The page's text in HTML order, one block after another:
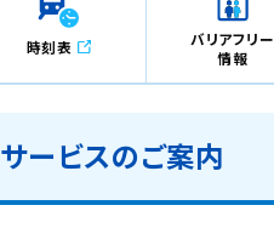
時刻表
バリアフリー
情報
サービスのご案内